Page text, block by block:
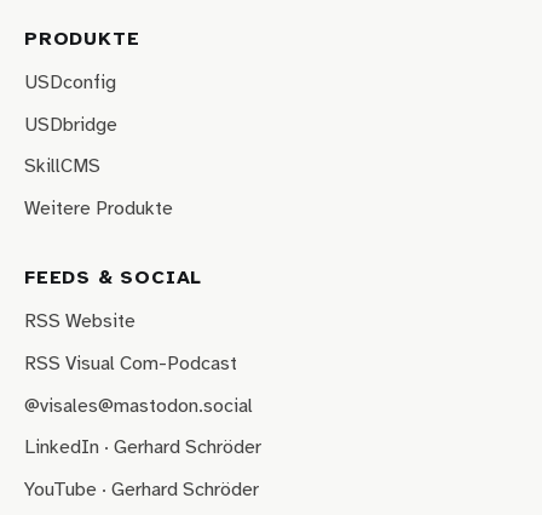
PRODUKTE
USDconfig
USDbridge
SkillCMS
Weitere Produkte
FEEDS & SOCIAL
RSS Website
RSS Visual Com-Podcast
@visales@mastodon.social
LinkedIn · Gerhard Schröder
YouTube · Gerhard Schröder